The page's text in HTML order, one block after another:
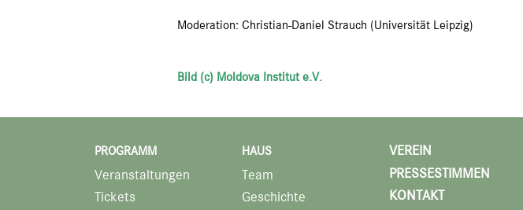
Moderation: Christian-Daniel Strauch (Universität Leipzig)
Bild (c) Moldova Institut e.V.
PROGRAMM
Veranstaltungen
Tickets
HAUS
Team
Geschichte
VEREIN
PRESSESTIMMEN
KONTAKT